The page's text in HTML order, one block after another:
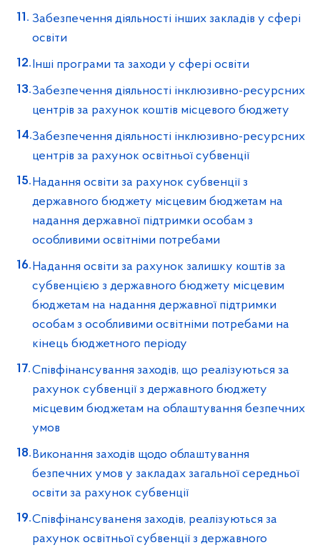
Забезпечення діяльності інших закладів у сфері
освіти
Інші програми та заходи у сфері освіти
Забезпечення діяльності інклюзивно-ресурсних
центрів за рахунок коштів місцевого бюджету
Забезпечення діяльності інклюзивно-ресурсних
центрів за рахунок освітньої субвенції
Надання освіти за рахунок субвенції з
державного бюджету місцевим бюджетам на
надання державної підтримки особам з
особливими освітніми потребами
Надання освіти за рахунок залишку коштів за
субвенцією з державного бюджету місцевим
бюджетам на надання державної підтримки
особам з особливими освітніми потребами на
кінець бюджетного періоду
Співфінансування заходів, що реалізуються за
рахунок субвенції з державного бюджету
місцевим бюджетам на облаштування безпечних
умов
Виконання заходів щодо облаштування
безпечних умов у закладах загальної середньої
освіти за рахунок субвенції
Співфінансуваненя заходів, реалізуються за
рахунок освітньої субвенції з державного